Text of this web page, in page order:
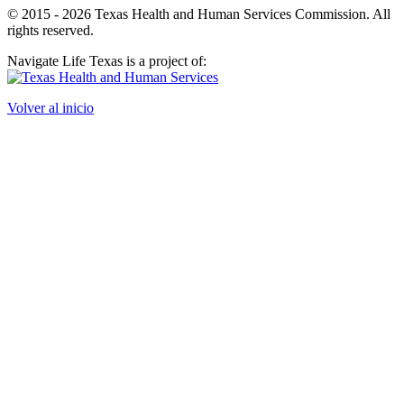
© 2015 - 2026 Texas Health and Human Services Commission. All
rights reserved.
Navigate Life Texas is a project of:
Volver al inicio